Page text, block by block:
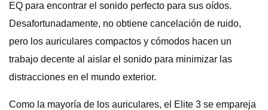
EQ para encontrar el sonido perfecto para sus oídos.
Desafortunadamente, no obtiene cancelación de ruido,
pero los auriculares compactos y cómodos hacen un
trabajo decente al aislar el sonido para minimizar las
distracciones en el mundo exterior.
Como la mayoría de los auriculares, el Elite 3 se empareja